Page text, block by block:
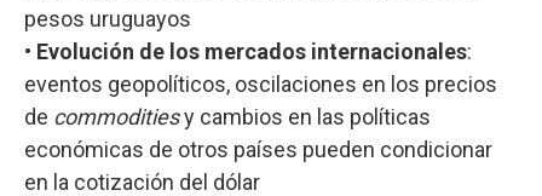
pesos uruguayos
• Evolución de los mercados internacionales:
eventos geopolíticos, oscilaciones en los precios
de commoditiesy cambios en las políticas
económicas de otros países pueden condicionar
en la cotización del dólar